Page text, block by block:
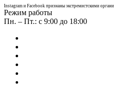
Instagram и Facebook признаны экстремистскими
Режим работы
Пн. – Пт.: с 9:00 до 18:00